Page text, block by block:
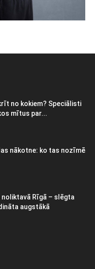
no kokiem? Speciālisti
mītus par...
nākotne: ko tas nozīmē
Rīgā – slēgta
augstākā